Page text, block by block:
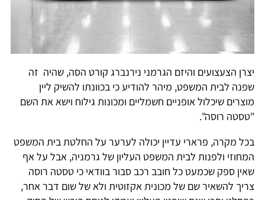
יצרן הצעצועים והיזם הגרמני נירנברג קורט הסה, שהיה זה
שפנה לבית המשפט, מיהר להודיע כי בכוונתו להשיק ליין
מוצרים שיכלול אופניים חשמליים ומכונות גילוח וישא את השם
"טסטה רוסה".
בכל מקרה, פרארי עדיין יכולה לערער על החלטת בית המשפט
המחוזי ולפנות לבית המשפט העליון של גרמניה, אבל על אף
שאין ספק שכמעט כל חובב רכב סבור בוודאי כי טסטה רוסה
צריך להשאיר שם של מכונית אקזוטית ולא של שום דבר אחר,